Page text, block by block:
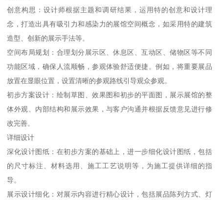
创意构思：设计师根据主题和调研结果，运用特的创意和设计理
念，打造出具有吸引力和感染力的展馆空间概念，如采用特的建筑
造型、创新的展示手法等。
空间布局规划：合理划分展示区、休息区、互动区、储物区等不同
功能区域，确保人流顺畅，参观体验舒适便捷。例如，将重要展品
放置在显眼位置，设置清晰的参观路线引导观众参观。
初步方案设计：绘制草图、效果图和初步的平面图，展示展馆的整
体外观、内部结构和展示效果，与客户沟通并根据反馈意见进行修
改完善。
详细设计
深化设计图纸：在初步方案的基础上，进一步细化设计图纸，包括
的尺寸标注、材料选用、施工工艺说明等，为施工提供详细的指
导。
展示设计细化：对展示内容进行精心设计，包括展品陈列方式、灯